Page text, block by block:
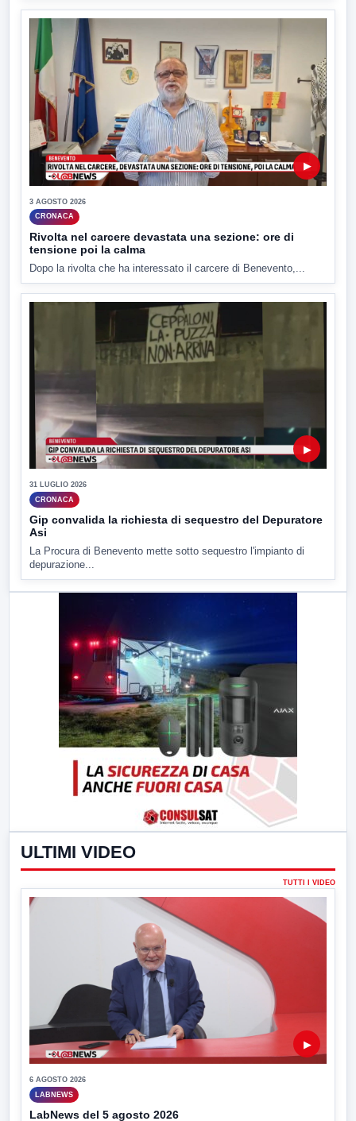
▶
3 AGOSTO 2026
CRONACA
Rivolta nel carcere devastata una sezione: ore di
tensione poi la calma
Dopo la rivolta che ha interessato il carcere di Benevento,...
▶
31 LUGLIO 2026
CRONACA
Gip convalida la richiesta di sequestro del Depuratore
Asi
La Procura di Benevento mette sotto sequestro l'impianto di
depurazione...
ULTIMI VIDEO
TUTTI I VIDEO
▶
6 AGOSTO 2026
LABNEWS
LabNews del 5 agosto 2026